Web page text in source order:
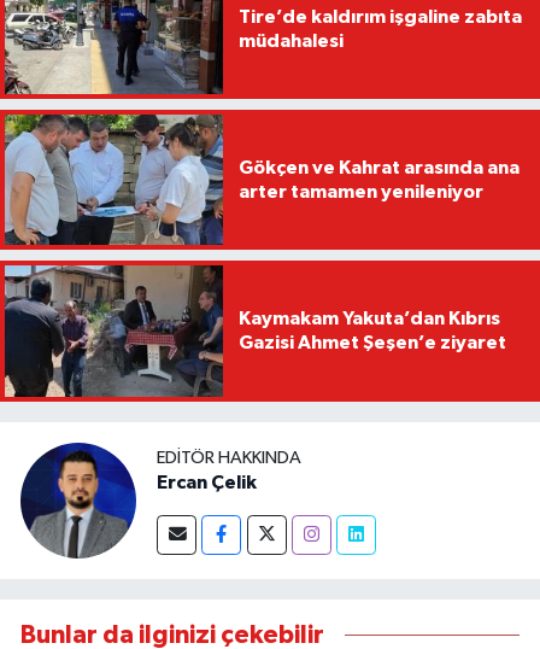
Tire’de kaldırım işgaline zabıta
müdahalesi
Gökçen ve Kahrat arasında ana
arter tamamen yenileniyor
Kaymakam Yakuta’dan Kıbrıs
Gazisi Ahmet Şeşen’e ziyaret
EDITÖR HAKKINDA
Ercan Çelik
Bunlar da ilginizi çekebilir